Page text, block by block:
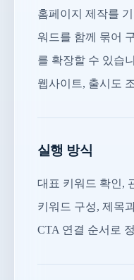
홈페이지 제작를
워드를 함께 묶어
를 확장할 수 있습
웹사이트, 출시도
실행 방식
대표 키워드 확인,
키워드 구성, 제목
CTA 연결 순서로